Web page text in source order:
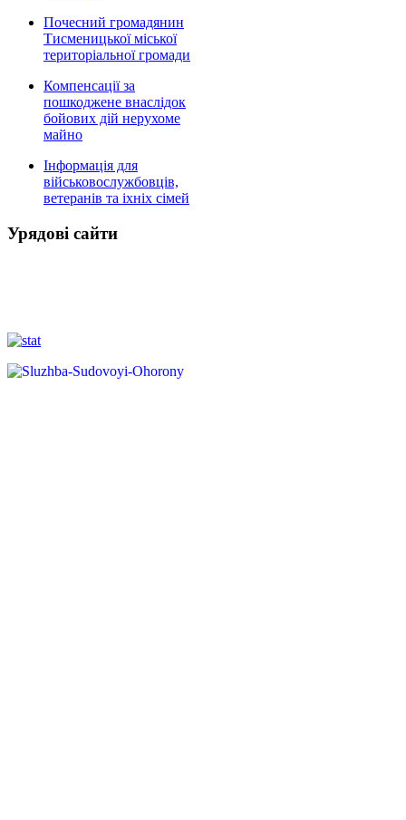
Почесний громадянин
Тисменицької міської
територіальної громади
Компенсації за
пошкоджене внаслідок
бойових дій нерухоме
майно
Інформація для
військовослужбовців,
ветеранів та іхніх сімей
Урядові сайти